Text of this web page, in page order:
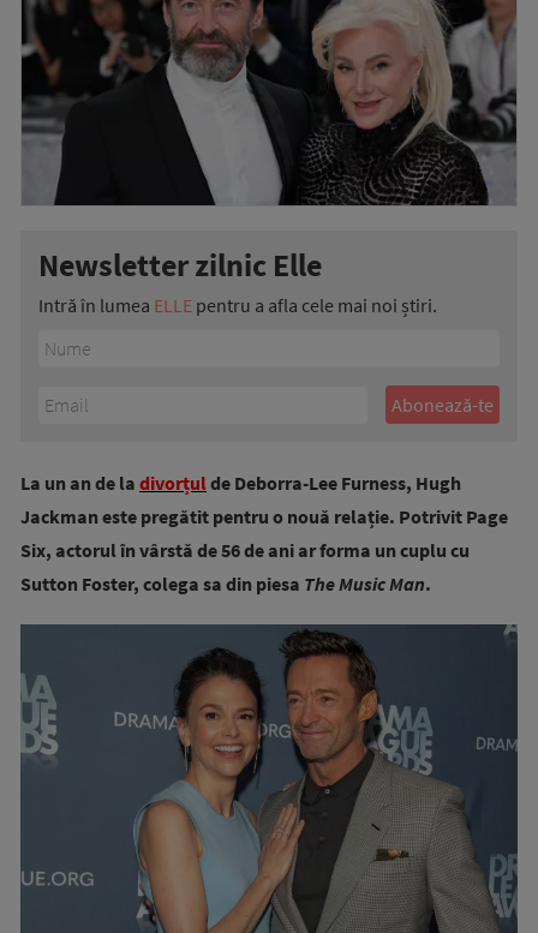
Newsletter zilnic Elle
Intră în lumea ELLE pentru a afla cele mai noi știri.
La un an de la divorțulde Deborra-Lee Furness, Hugh
Jackman este pregătit pentru o nouă relație. Potrivit Page
Six, actorul în vârstă de 56 de ani ar forma un cuplu cu
Sutton Foster, colega sa din piesa The Music Man.